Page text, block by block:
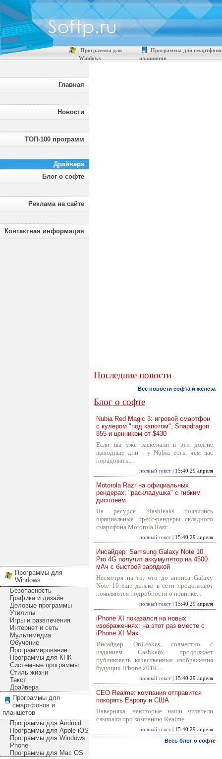
Программы для
Windows
Программы для
планшетов
Главная
Новости
ТОП-100 программ
Драйвера
Блог о софте
Реклама на сайте
Контактная информация
Программы для
Windows
Безопасность
Графика и дизайн
Деловые программы
Утилиты
Игры и развлечения
Интернет и сеть
Мультимедиа
Обучение
Программирование
Программы для КПК
Системные программы
Стиль жизни
Текст
Драйвера
Программы для
смартфонов и
планшетов
Программы для Android
Программы для Apple iOS
Программы для Windows
Phone
Программы для Mac OS
Последние новости
Все новости софта и железа
Блог о софте
Nubia Red Magic 3: игровой смартфон
с кулером "под капотом", Snapdragon
855 и ценником от $430
Если вы уже заскучали в эти долгие
выходные дни - у Nubia есть, чем вас
порадовать...
полный текст | 15:40 29 апреля
Motorola Razr на официальных
рендерах: "раскладушка" с гибким
дисплеем
На ресурсе Slashleaks появились
официальные пресс-рендеры складного
смартфона Motorola Razr...
полный текст | 15:40 29 апреля
Инсайдер: Samsung Galaxy Note 10
Pro 4G получит аккумулятор на 4500
мАч с быстрой зарядкой
Несмотря на то, что до анонса Galaxy
Note 10 ещё далеко в сети продолжают
появляются подробности о новинке...
полный текст | 15:40 29 апреля
iPhone XI показался на новых
изображениях: на этот раз вместе с
iPhone XI Max
Инсайдер OnLeakes, совместно с
изданием Cashkaro, продолжает
публиковать качественные изображения
будущих iPhone 2019...
полный текст | 15:40 29 апреля
CEO Realme: компания отправится
покорять Европу и США
Наверняка, некоторые наши читатели
слышали про компанию Realme...
полный текст | 15:40 29 апреля
Весь блог о софте